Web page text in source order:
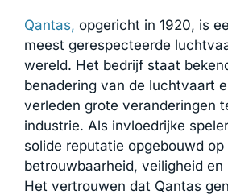
Qantas, opgericht in 1920, is
meest gerespecteerde
wereld. Het bedrijf staat
benadering van de luchtvaart
verleden grote veranderingen
industrie. Als invloedrijke
solide reputatie opgebouwd
betrouwbaarheid, veiligheid
Het vertrouwen dat Qantas